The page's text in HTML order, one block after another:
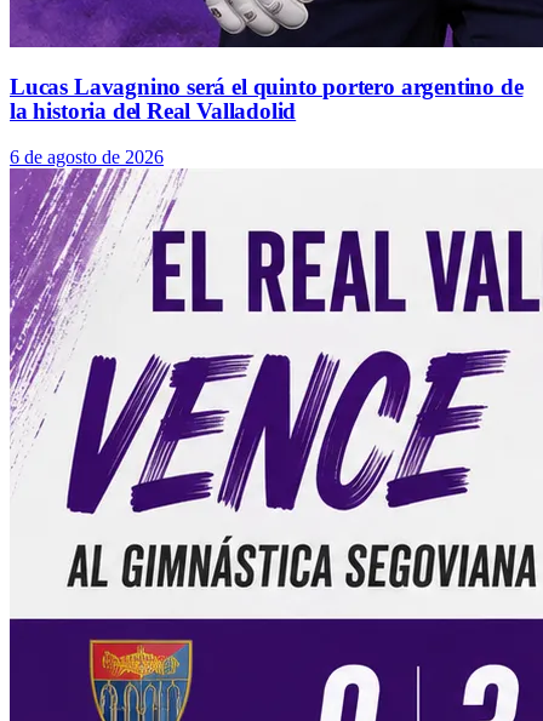
Lucas Lavagnino será el quinto portero argentino de
la historia del Real Valladolid
6 de agosto de 2026